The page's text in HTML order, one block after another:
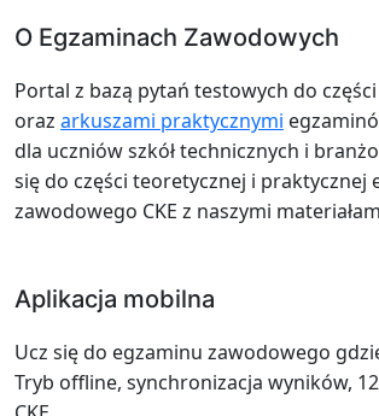
O Egzaminach Zawodowych
Portal z bazą pytań testowych do
oraz arkuszami praktycznymi
dla uczniów szkół technicznych i
się do części teoretycznej i praktycznej
zawodowego CKE z naszymi
Aplikacja mobilna
Ucz się do egzaminu zawodowego
Tryb offline, synchronizacja wyników,